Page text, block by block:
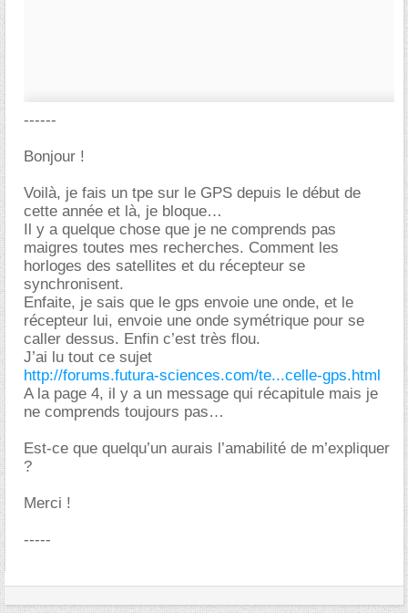
------
Bonjour !
Voilà, je fais un tpe sur le GPS depuis le début de
cette année et là, je bloque
Il y a quelque chose que je ne comprends pas
maigres toutes mes recherches. Comment les
horloges des satellites et du récepteur se
synchronisent.
Enfaite, je sais que le gps envoie une onde, et le
récepteur lui, envoie une onde symétrique pour se
caller dessus. Enfin c’est très flou.
J’ai lu tout ce sujet
http://forums.futura-sciences.com/te...celle-gps.html
A la page 4, il y a un message qui récapitule mais je
ne comprends toujours pas
Est-ce que quelqu’un aurais l’amabilité de m’expliquer
?
Merci !
-----